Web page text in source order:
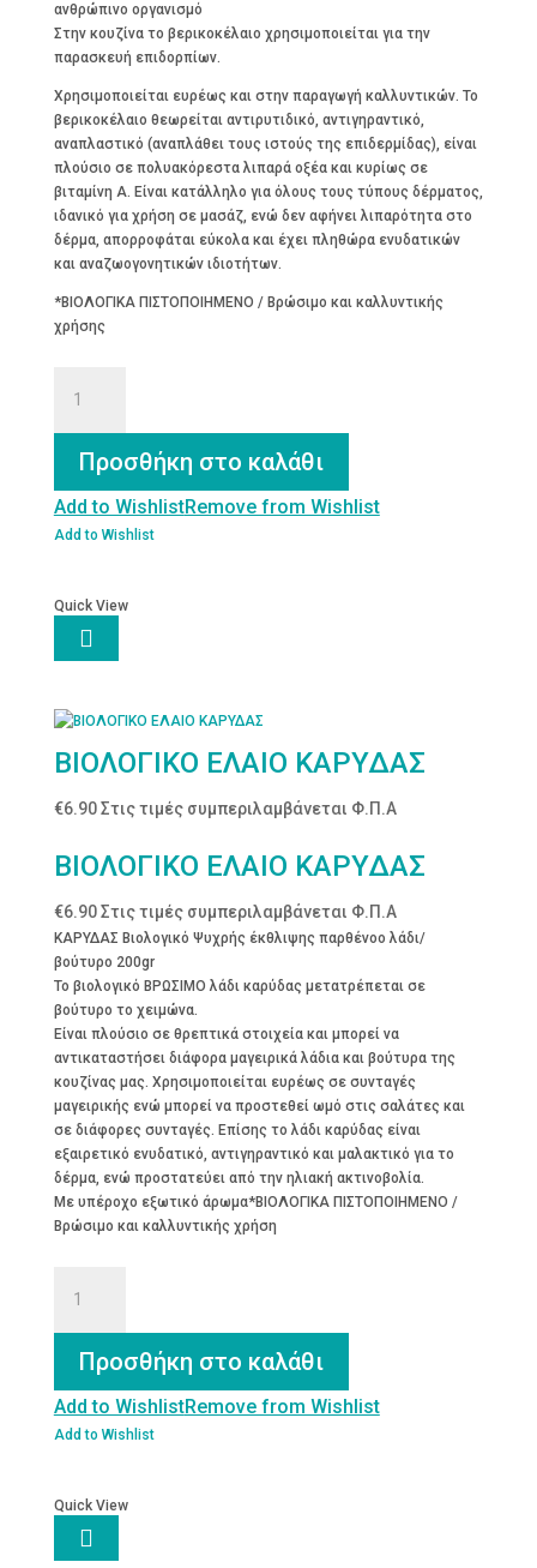
ανθρώπινο οργανισμό
Στην κουζίνα το βερικοκέλαιο χρησιμοποιείται για την
παρασκευή επιδορπίων.
Χρησιμοποιείται ευρέως και στην παραγωγή καλλυντικών. Το
βερικοκέλαιο θεωρείται αντιρυτιδικό, αντιγηραντικό,
αναπλαστικό (αναπλάθει τους ιστούς της επιδερμίδας), είναι
πλούσιο σε πολυακόρεστα λιπαρά οξέα και κυρίως σε
βιταμίνη Α. Είναι κατάλληλο για όλους τους τύπους δέρματος,
ιδανικό για χρήση σε μασάζ, ενώ δεν αφήνει λιπαρότητα στο
δέρμα, απορροφάται εύκολα και έχει πληθώρα ενυδατικών
και αναζωογονητικών ιδιοτήτων.
*ΒΙΟΛΟΓΙΚΑ ΠΙΣΤΟΠΟΙΗΜΕΝΟ / Βρώσιμο και καλλυντικής
χρήσης
ΒΙΟΛΟΓΙΚΟ
ποσότητα
Προσθήκη στο καλάθι
Add to WishlistRemove from Wishlist
Add to Wishlist
Quick View

ΒΙΟΛΟΓΙΚΟ ΕΛΑΙΟ ΚΑΡΥΔΑΣ
€6.90 Στις τιμές συμπεριλαμβάνεται Φ.Π.Α
ΒΙΟΛΟΓΙΚΟ ΕΛΑΙΟ ΚΑΡΥΔΑΣ
€6.90 Στις τιμές συμπεριλαμβάνεται Φ.Π.Α
ΚΑΡΥΔΑΣ Βιολογικό Ψυχρής έκθλιψης παρθένοο λάδι/
βούτυρο 200gr
Το βιολογικό ΒΡΩΣΙΜΟ λάδι καρύδας μετατρέπεται σε
βούτυρο το χειμώνα.
Είναι πλούσιο σε θρεπτικά στοιχεία και μπορεί να
αντικαταστήσει διάφορα μαγειρικά λάδια και βούτυρα της
κουζίνας μας. Χρησιμοποιείται ευρέως σε συνταγές
μαγειρικής ενώ μπορεί να προστεθεί ωμό στις σαλάτες και
σε διάφορες συνταγές. Επίσης το λάδι καρύδας είναι
εξαιρετικό ενυδατικό, αντιγηραντικό και μαλακτικό για το
δέρμα, ενώ προστατεύει από την ηλιακή ακτινοβολία.
Με υπέροχο εξωτικό άρωμα*ΒΙΟΛΟΓΙΚΑ ΠΙΣΤΟΠΟΙΗΜΕΝΟ /
Βρώσιμο και καλλυντικής χρήση
ΕΛΑΙΟ
ποσότητα
Προσθήκη στο καλάθι
Add to WishlistRemove from Wishlist
Add to Wishlist
Quick View
